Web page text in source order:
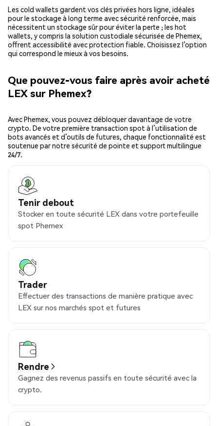
Les cold wallets gardent vos clés privées hors ligne, idéales
pour le stockage à long terme avec sécurité renforcée, mais
nécessitent un stockage sûr pour éviter la perte ; les hot
wallets, y compris la solution custodiale sécurisée de Phemex,
offrent accessibilité avec protection fiable. Choisissez l’option
qui correspond le mieux à vos besoins.
Que pouvez-vous faire après avoir acheté
LEX sur Phemex?
Avec Phemex, vous pouvez débloquer davantage de votre
crypto. De votre première transaction spot à l’utilisation de
bots avancés et d’outils de futures, chaque fonctionnalité est
soutenue par notre sécurité de pointe et support multilingue
24/7.
Tenir debout
Stocker en toute sécurité LEX dans votre portefeuille
spot Phemex
Trader
Effectuer des transactions de manière pratique avec
LEX sur nos marchés spot et futures
Rendre
Gagnez des revenus passifs en toute sécurité avec la
crypto.